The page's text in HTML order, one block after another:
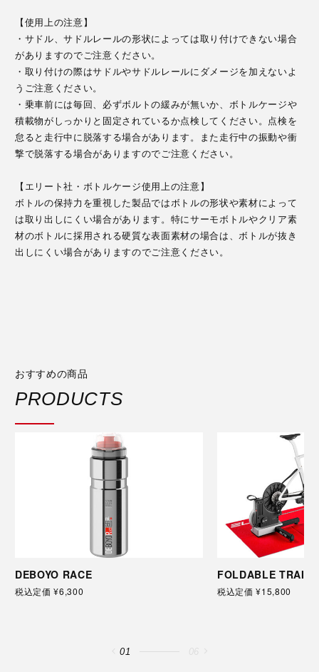
【使用上の注意】
・サドル、サドルレールの形状によっては取り付けできない場合
がありますのでご注意ください。
・取り付けの際はサドルやサドルレールにダメージを加えないよ
うご注意ください。
・乗車前には毎回、必ずボルトの緩みが無いか、ボトルケージや
積載物がしっかりと固定されているか点検してください。点検を
怠ると走行中に脱落する場合があります。また走行中の振動や衝
撃で脱落する場合がありますのでご注意ください。
【エリート社・ボトルケージ使用上の注意】
ボトルの保持力を重視した製品ではボトルの形状や素材によって
は取り出しにくい場合があります。特にサーモボトルやクリア素
材のボトルに採用される硬質な表面素材の場合は、ボトルが抜き
出しにくい場合がありますのでご注意ください。
おすすめの商品
PRODUCTS
DEBOYO RACE
税込定価 ¥6,300
FOLDABLE
税込定価 ¥15,800
01